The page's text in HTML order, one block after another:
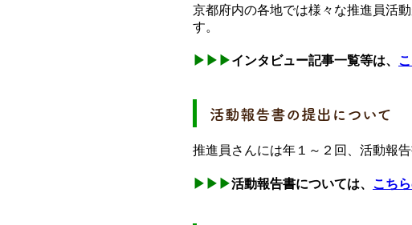
京都府内の各地では様々な推進員活
す。
▶▶ ▶インタビュー記事一覧等は、
活動報告書の提出について
推進員さんには年１～２回、活動報
▶▶ ▶活動報告書については、 こち